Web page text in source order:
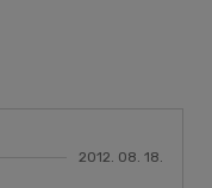
2012. 08. 18.